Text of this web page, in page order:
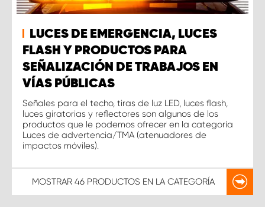
LUCES DE EMERGENCIA, LUCES
FLASH Y PRODUCTOS PARA
SEÑALIZACIÓN DE TRABAJOS EN
VÍAS PÚBLICAS
Señales para el techo, tiras de luz LED, luces flash,
luces giratorias y reflectores son algunos de los
productos que le podemos ofrecer en la categoría
Luces de advertencia/TMA (atenuadores de
impactos móviles).
MOSTRAR 46 PRODUCTOS EN LA CATEGORÍA